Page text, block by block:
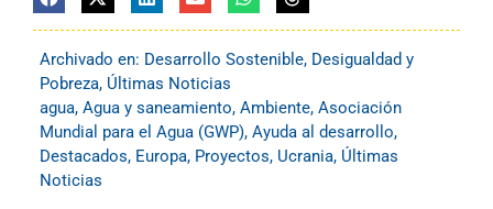
Archivado en: Desarrollo Sostenible, Desigualdad y
Pobreza, Últimas Noticias
agua, Agua y saneamiento, Ambiente, Asociación
Mundial para el Agua (GWP), Ayuda al desarrollo,
Destacados, Europa, Proyectos, Ucrania, Últimas
Noticias